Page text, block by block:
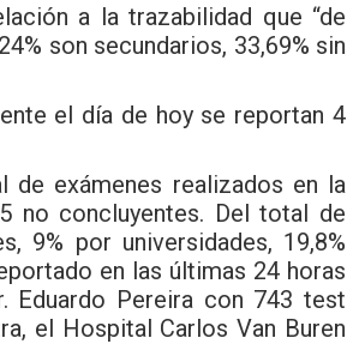
a la trazabilidad que “de
son secundarios, 33,69% sin
el día de hoy se reportan 4
de exámenes realizados en la
no concluyentes. Del total de
9% por universidades, 19,8%
en las últimas 24 horas
Eduardo Pereira con 743 test
el Hospital Carlos Van Buren